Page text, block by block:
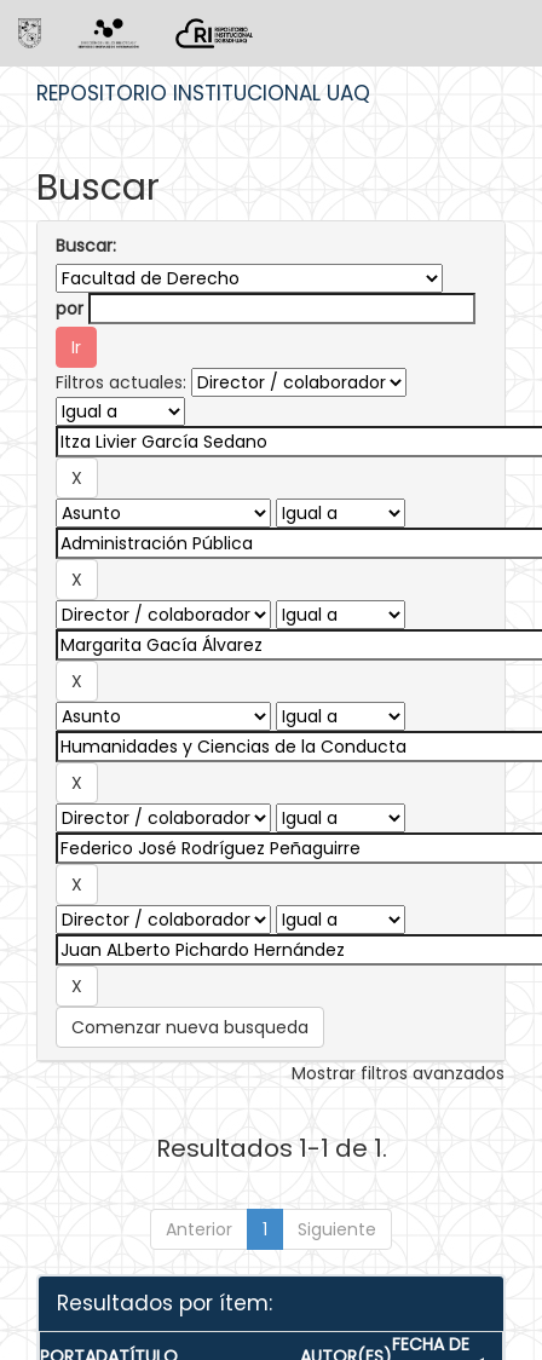
REPOSITORIO INSTITUCIONAL UAQ
Buscar
Buscar:
por
Filtros actuales:
Comenzar nueva busqueda
Mostrar filtros avanzados
Resultados 1-1 de 1.
Anterior 1 Siguiente
Resultados por ítem:
FECHA DE